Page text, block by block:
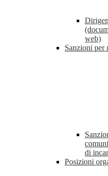
web)
Sanzioni per
di
Posizioni